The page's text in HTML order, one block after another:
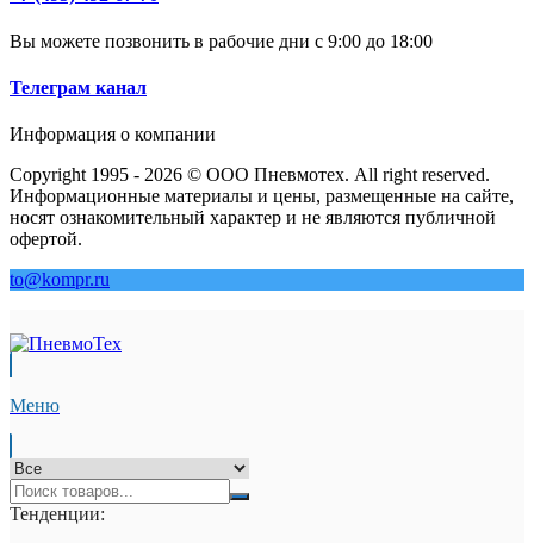
Вы можете позвонить в рабочие дни с 9:00 до 18:00
Телеграм канал
Информация о компании
Copyright 1995 - 2026 © ООО Пневмотех. All right reserved.
Информационные материалы и цены, размещенные на сайте,
носят ознакомительный характер и не являются публичной
офертой.
to@kompr.ru
Меню
Тенденции: